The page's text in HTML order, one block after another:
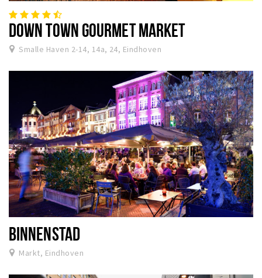
DOWN TOWN GOURMET MARKET
Smalle Haven 2-14, 14a, 24, Eindhoven
BINNENSTAD
Markt, Eindhoven